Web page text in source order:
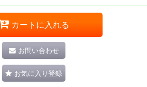
カートに入れる
お問い合わせ
お気に入り登録